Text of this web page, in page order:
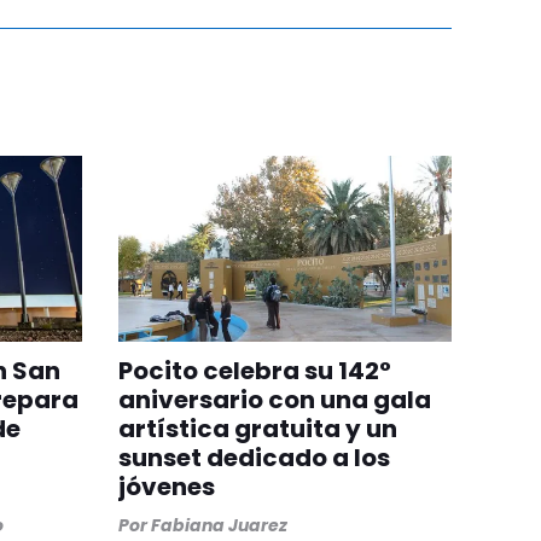
San
Pocito celebra su 142°
aniversario con una gala
artística gratuita y un
sunset dedicado a los
jóvenes
PorFabiana Juarez